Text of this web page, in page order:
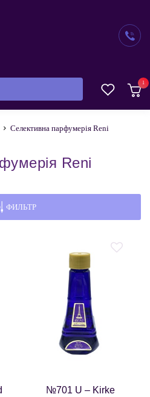
1
Селективна парфумерія Reni
Reni
ФИЛЬТР
№701 U – Kirke